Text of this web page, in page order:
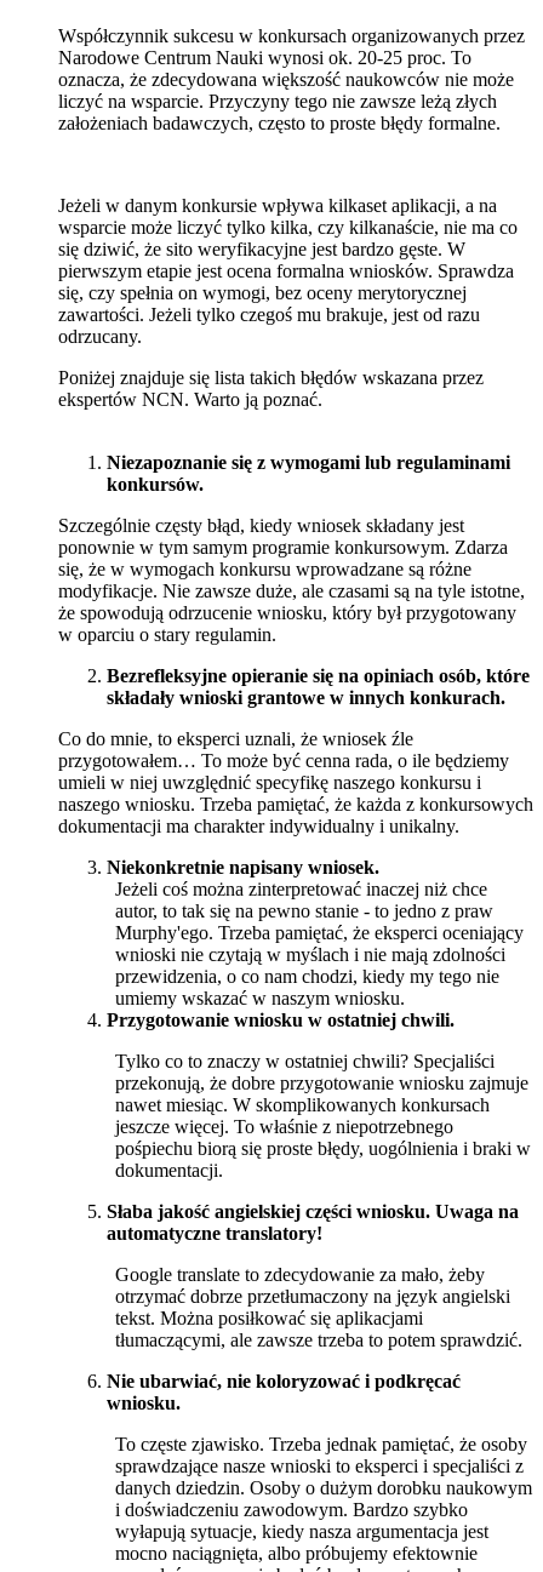
Współczynnik sukcesu w konkursach organizowanych przez
Narodowe Centrum Nauki wynosi ok. 20-25 proc. To
oznacza, że zdecydowana większość naukowców nie może
liczyć na wsparcie. Przyczyny tego nie zawsze leżą złych
założeniach badawczych, często to proste błędy formalne.
Jeżeli w danym konkursie wpływa kilkaset aplikacji, a na
wsparcie może liczyć tylko kilka, czy kilkanaście, nie ma co
się dziwić, że sito weryfikacyjne jest bardzo gęste. W
pierwszym etapie jest ocena formalna wniosków. Sprawdza
się, czy spełnia on wymogi, bez oceny merytorycznej
zawartości. Jeżeli tylko czegoś mu brakuje, jest od razu
odrzucany.
Poniżej znajduje się lista takich błędów wskazana przez
ekspertów NCN. Warto ją poznać.
Niezapoznanie się z wymogami lub regulaminami
konkursów.
Szczególnie częsty błąd, kiedy wniosek składany jest
ponownie w tym samym programie konkursowym. Zdarza
się, że w wymogach konkursu wprowadzane są różne
modyfikacje. Nie zawsze duże, ale czasami są na tyle istotne,
że spowodują odrzucenie wniosku, który był przygotowany
w oparciu o stary regulamin.
Bezrefleksyjne opieranie się na opiniach osób, które
składały wnioski grantowe w innych konkurach.
Co do mnie, to eksperci uznali, że wniosek źle
przygotowałem… To może być cenna rada, o ile będziemy
umieli w niej uwzględnić specyfikę naszego konkursu i
naszego wniosku. Trzeba pamiętać, że każda z konkursowych
dokumentacji ma charakter indywidualny i unikalny.
Niekonkretnie napisany wniosek.
Jeżeli coś można zinterpretować inaczej niż chce
autor, to tak się na pewno stanie - to jedno z praw
Murphy'ego. Trzeba pamiętać, że eksperci oceniający
wnioski nie czytają w myślach i nie mają zdolności
przewidzenia, o co nam chodzi, kiedy my tego nie
umiemy wskazać w naszym wniosku.
Przygotowanie wniosku w ostatniej chwili.
Tylko co to znaczy w ostatniej chwili? Specjaliści
przekonują, że dobre przygotowanie wniosku zajmuje
nawet miesiąc. W skomplikowanych konkursach
jeszcze więcej. To właśnie z niepotrzebnego
pośpiechu biorą się proste błędy, uogólnienia i braki w
dokumentacji.
Słaba jakość angielskiej części wniosku. Uwaga na
automatyczne translatory!
Google translate to zdecydowanie za mało, żeby
otrzymać dobrze przetłumaczony na język angielski
tekst. Można posiłkować się aplikacjami
tłumaczącymi, ale zawsze trzeba to potem sprawdzić.
Nie ubarwiać, nie koloryzować i podkręcać
wniosku.
To częste zjawisko. Trzeba jednak pamiętać, że osoby
sprawdzające nasze wnioski to eksperci i specjaliści z
danych dziedzin. Osoby o dużym dorobku naukowym
i doświadczeniu zawodowym. Bardzo szybko
wyłapują sytuacje, kiedy nasza argumentacja jest
mocno naciągnięta, albo próbujemy efektownie